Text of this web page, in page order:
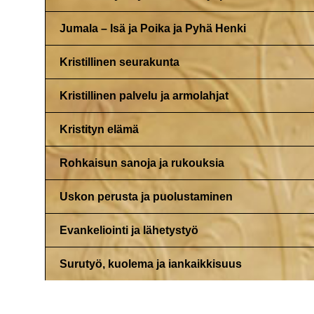
Jumala – Isä ja Poika ja Pyhä Henki
Kristillinen seurakunta
Kristillinen palvelu ja armolahjat
Kristityn elämä
Rohkaisun sanoja ja rukouksia
Uskon perusta ja puolustaminen
Evankeliointi ja lähetystyö
Surutyö, kuolema ja iankaikkisuus